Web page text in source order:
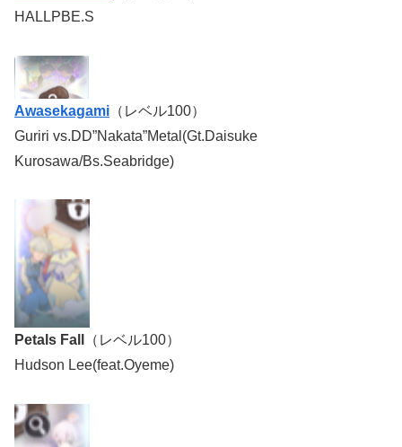
HALLPBE.S
Awasekagami （レベル100）
Guriri vs.DD”Nakata”Metal(Gt.Daisuke
Kurosawa/Bs.Seabridge)
Petals Fall
（レベル100）
Hudson Lee(feat.Oyeme)